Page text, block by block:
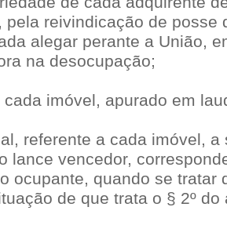
pela reivindicação de posse
alegar perante a União,
na desocupação;
cada imóvel, apurado em
referente a cada imóvel, a
lance vencedor,
ocupante, quando se tratar
de que trata o § 2º do